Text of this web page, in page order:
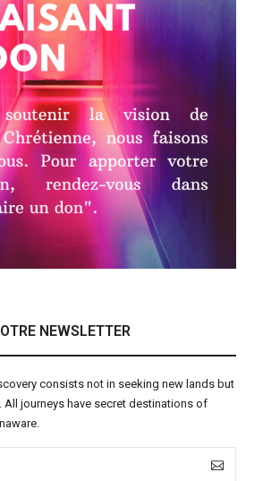
NEWSLETTER
consists not in seeking new lands but
All journeys have secret destinations of